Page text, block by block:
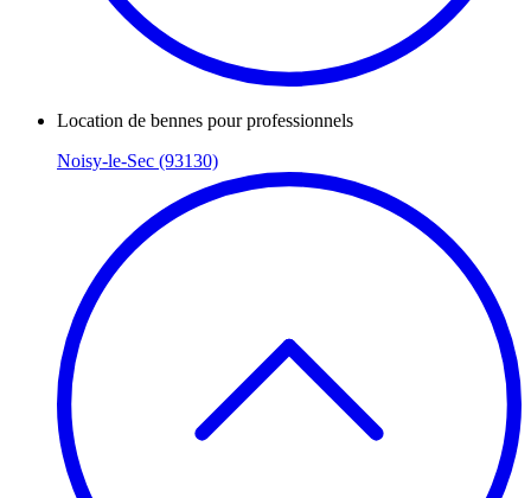
Location de bennes pour professionnels
Noisy-le-Sec (93130)